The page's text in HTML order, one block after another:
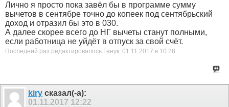
Лично я просто пока завёл бы в программе сумму
вычетов в сентябре точно до копеек под сентябрьский
доход и отразил бы это в 030.
А далее скорее всего до НГ вычеты станут полными,
если работница не уйдёт в отпуск за свой счёт.
Последний раз редактировалось Генук; 01.11.2017 в 10:28.
kiry сказал(-а):
01.11.2017 12:22